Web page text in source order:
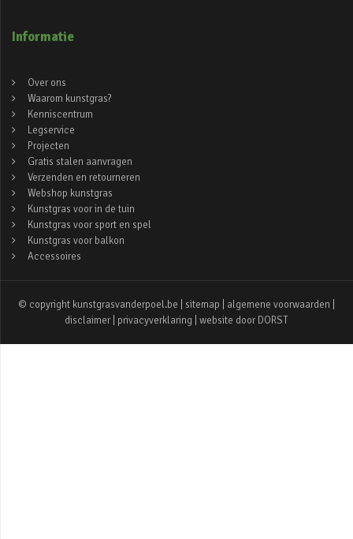
Informatie
Over ons
Waarom kunstgras?
Kenniscentrum
Legservice
Projecten
Gratis stalen aanvragen
Verzenden en retourneren
Webshop kunstgras
Kunstgras voor in de tuin
Kunstgras voor sport en spel
Kunstgras voor balkon
Accessoires
© copyright kunstgrasvanderpoel.be | sitemap algemene voorwaarden
disclaimer
privacyverklaring | website door DORST